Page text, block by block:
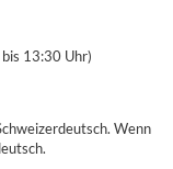
13:30 Uhr)
Wenn